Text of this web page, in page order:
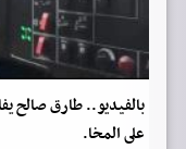
بالفيديو.. طارق صالح
على المخا.